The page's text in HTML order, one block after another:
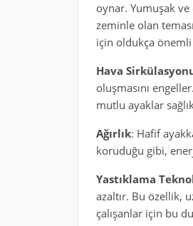
oynar. Yumuşak
zeminle olan
için oldukça önemli
Hava
oluşmasını
mutlu ayaklar
Ağırlık: Hafif
koruduğu gibi,
Yastıklama
azaltır. Bu özellik,
çalışanlar için bu